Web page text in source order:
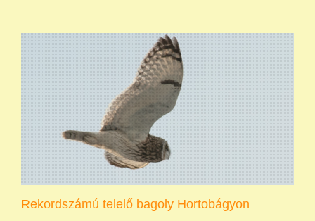
Rekordszámú telelő bagoly Hortobágyon